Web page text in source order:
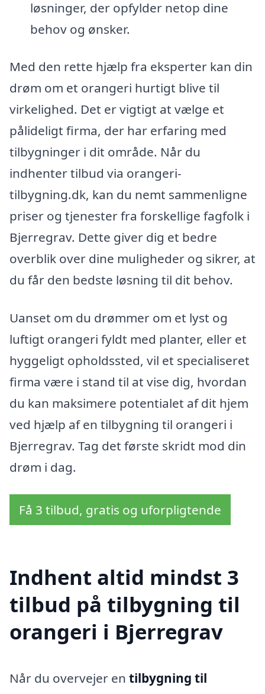
løsninger, der opfylder netop dine
behov og ønsker.
Med den rette hjælp fra eksperter kan din
drøm om et orangeri hurtigt blive til
virkelighed. Det er vigtigt at vælge et
pålideligt firma, der har erfaring med
tilbygninger i dit område. Når du
indhenter tilbud via orangeri-
tilbygning.dk, kan du nemt sammenligne
priser og tjenester fra forskellige fagfolk i
Bjerregrav. Dette giver dig et bedre
overblik over dine muligheder og sikrer, at
du får den bedste løsning til dit behov.
Uanset om du drømmer om et lyst og
luftigt orangeri fyldt med planter, eller et
hyggeligt opholdssted, vil et specialiseret
firma være i stand til at vise dig, hvordan
du kan maksimere potentialet af dit hjem
ved hjælp af en tilbygning til orangeri i
Bjerregrav. Tag det første skridt mod din
drøm i dag.
Få 3 tilbud, gratis og uforpligtende
Indhent altid mindst 3
tilbud på tilbygning til
orangeri i Bjerregrav
Når du overvejer en tilbygning til